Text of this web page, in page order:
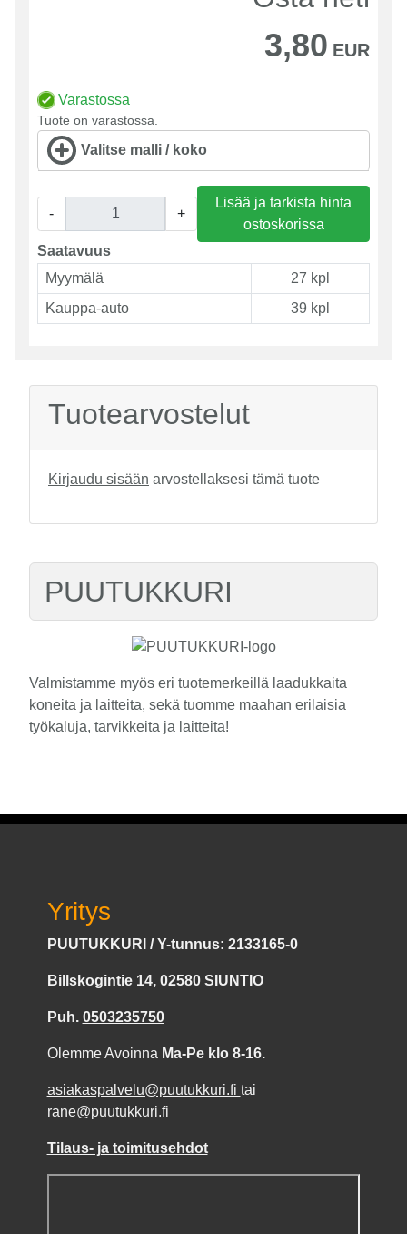
3,80 EUR
Varastossa
Tuote on varastossa.
Valitse malli / koko
- +
Lisää ja tarkista hinta
ostoskorissa
Saatavuus
Myymälä
27 kpl
Kauppa-auto
39 kpl
Tuotearvostelut
Kirjaudu sisään arvostellaksesi tämä tuote
PUUTUKKURI
Valmistamme myös eri tuotemerkeillä laadukkaita
koneita ja laitteita, sekä tuomme maahan erilaisia
työkaluja, tarvikkeita ja laitteita!
Yritys
PUUTUKKURI / Y-tunnus: 2133165-0
Billskogintie 14, 02580 SIUNTIO
Puh. 0503235750
Olemme Avoinna Ma-Pe klo 8-16.
asiakaspalvelu@puutukkuri.fi tai
rane@puutukkuri.fi
Tilaus- ja toimitusehdot